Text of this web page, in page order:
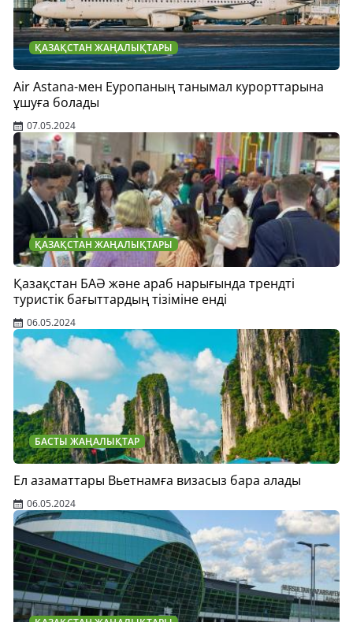
ҚАЗАҚСТАН ЖАҢАЛЫҚТАРЫ
Air Astana-мен Еуропаның танымал курорттарына
ұшуға болады
07.05.2024
ҚАЗАҚСТАН ЖАҢАЛЫҚТАРЫ
Қазақстан БАӘ және араб нарығында трендті
туристік бағыттардың тізіміне енді
06.05.2024
БАСТЫ ЖАҢАЛЫҚТАР
Ел азаматтары Вьетнамға визасыз бара алады
06.05.2024